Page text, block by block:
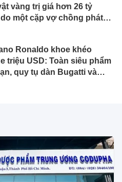
vàng trị giá hơn 26 tỷ
một cặp vợ chồng phát
Ronaldo khoe khéo
triệu USD: Toàn siêu phẩm
quy tụ dàn Bugatti và